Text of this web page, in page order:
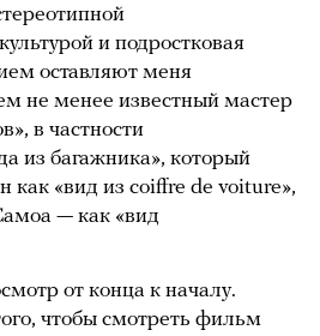
и подростковая
оставляют меня
не менее известный мастер
в частности
из багажника», который
как «вид из coiffre de voiture»,
— как «вид
от конца к началу.
чтобы смотреть фильм